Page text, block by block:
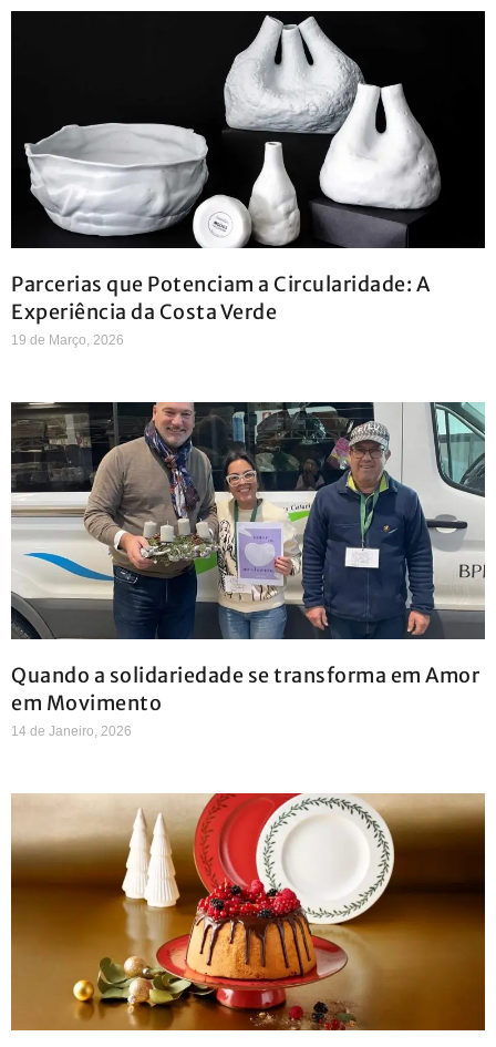
Parcerias que Potenciam a Circularidade: A
Experiência da Costa Verde
19 de Março, 2026
Quando a solidariedade se transforma em Amor
em Movimento
14 de Janeiro, 2026